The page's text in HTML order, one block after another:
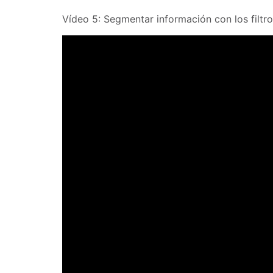
Vídeo 5: Segmentar información con los